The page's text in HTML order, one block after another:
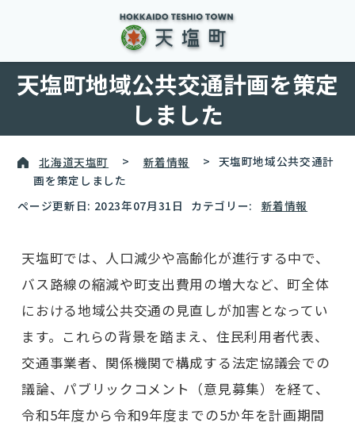
天塩町地域公共交通計画を策定
しました
北海道天塩町 > 新着情報 > 天塩町地域公共交通計
画を策定しました
ページ更新日: 2023年07月31日
カテゴリー: 新着情報
天塩町では、人口減少や高齢化が進行する中で、
バス路線の縮減や町支出費用の増大など、町全体
における地域公共交通の見直しが加害となってい
ます。これらの背景を踏まえ、住民利用者代表、
交通事業者、関係機関で構成する法定協議会での
議論、パブリックコメント（意見募集）を経て、
令和5年度から令和9年度までの5か年を計画期間